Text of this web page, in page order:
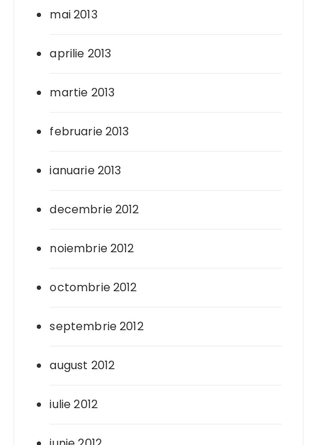
mai 2013
aprilie 2013
martie 2013
februarie 2013
ianuarie 2013
decembrie 2012
noiembrie 2012
octombrie 2012
septembrie 2012
august 2012
iulie 2012